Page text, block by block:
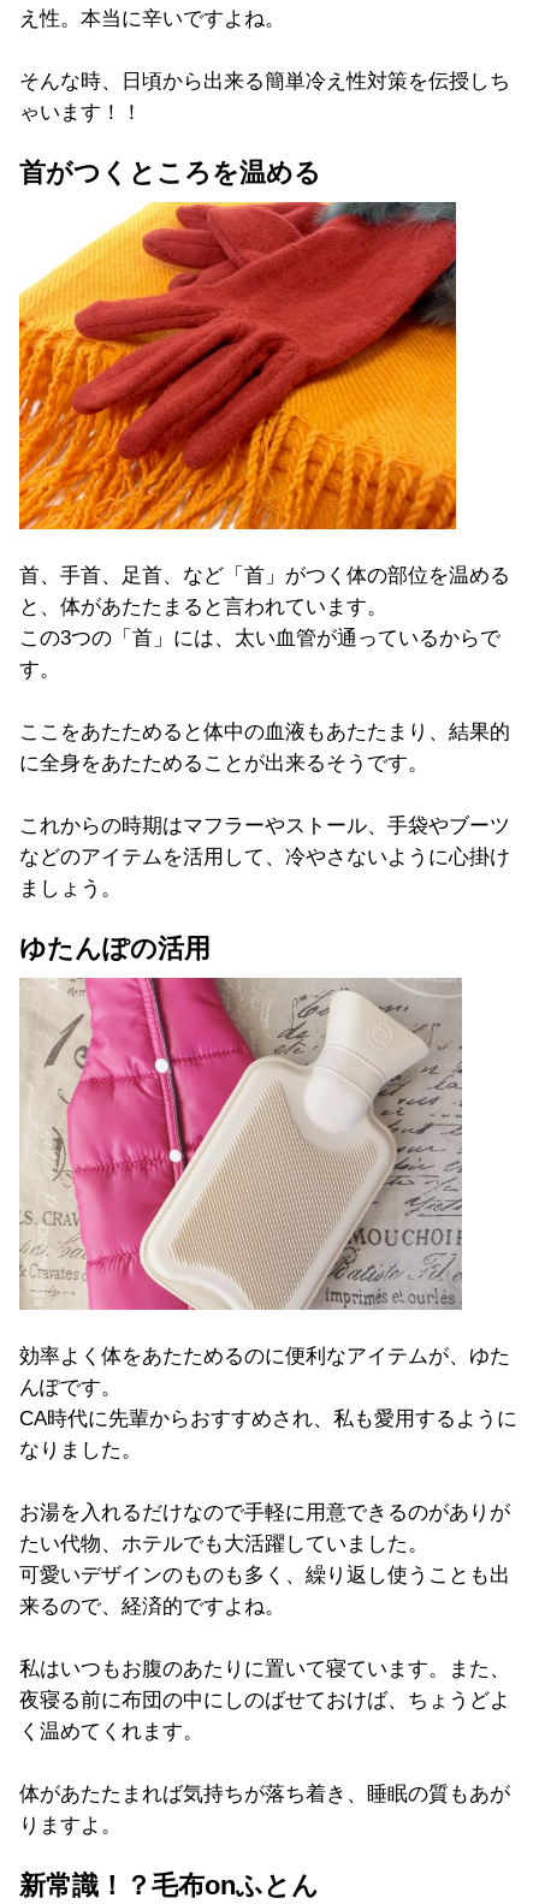
え性。本当に辛いですよね。
そんな時、日頃から出来る簡単冷え性対策を伝授しち
ゃいます！！
首がつくところを温める
首、手首、足首、など「首」がつく体の部位を温める
と、 体があたたまると言われています。
この3つの「首」には、太い血管が通っているからで
す。
ここをあたためると体中の血液もあたたまり、結果的
に全身をあたためることが出来るそうです。
これからの時期はマフラーやストール、 手袋やブーツ
などのアイテムを活用して、 冷やさないように心掛け
ましょう。
ゆたんぽの活用
効率よく体をあたためるのに便利なアイテムが、ゆた
んぽです。
CA時代に先輩からおすすめされ、私も愛用するように
なりました。
お湯を入れるだけなので手軽に用意できるのがありが
たい代物、 ホテルでも大活躍していました。
可愛いデザインのものも多く、 繰り返し使うことも出
来るので、経済的ですよね。
私はいつもお腹のあたりに置いて寝ています。また、
夜寝る前に布団の中にしのばせておけば、 ちょうどよ
く温めてくれます。
体があたたまれば気持ちが落ち着き、睡眠の質もあが
りますよ。
新常識！？毛布onふとん